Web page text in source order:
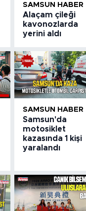
SAMSUN HABER
Alaçam çileği
kavonozlarda
yerini aldı
SAMSUN HABER
Samsun'da
motosiklet
kazasında 1 kişi
yaralandı